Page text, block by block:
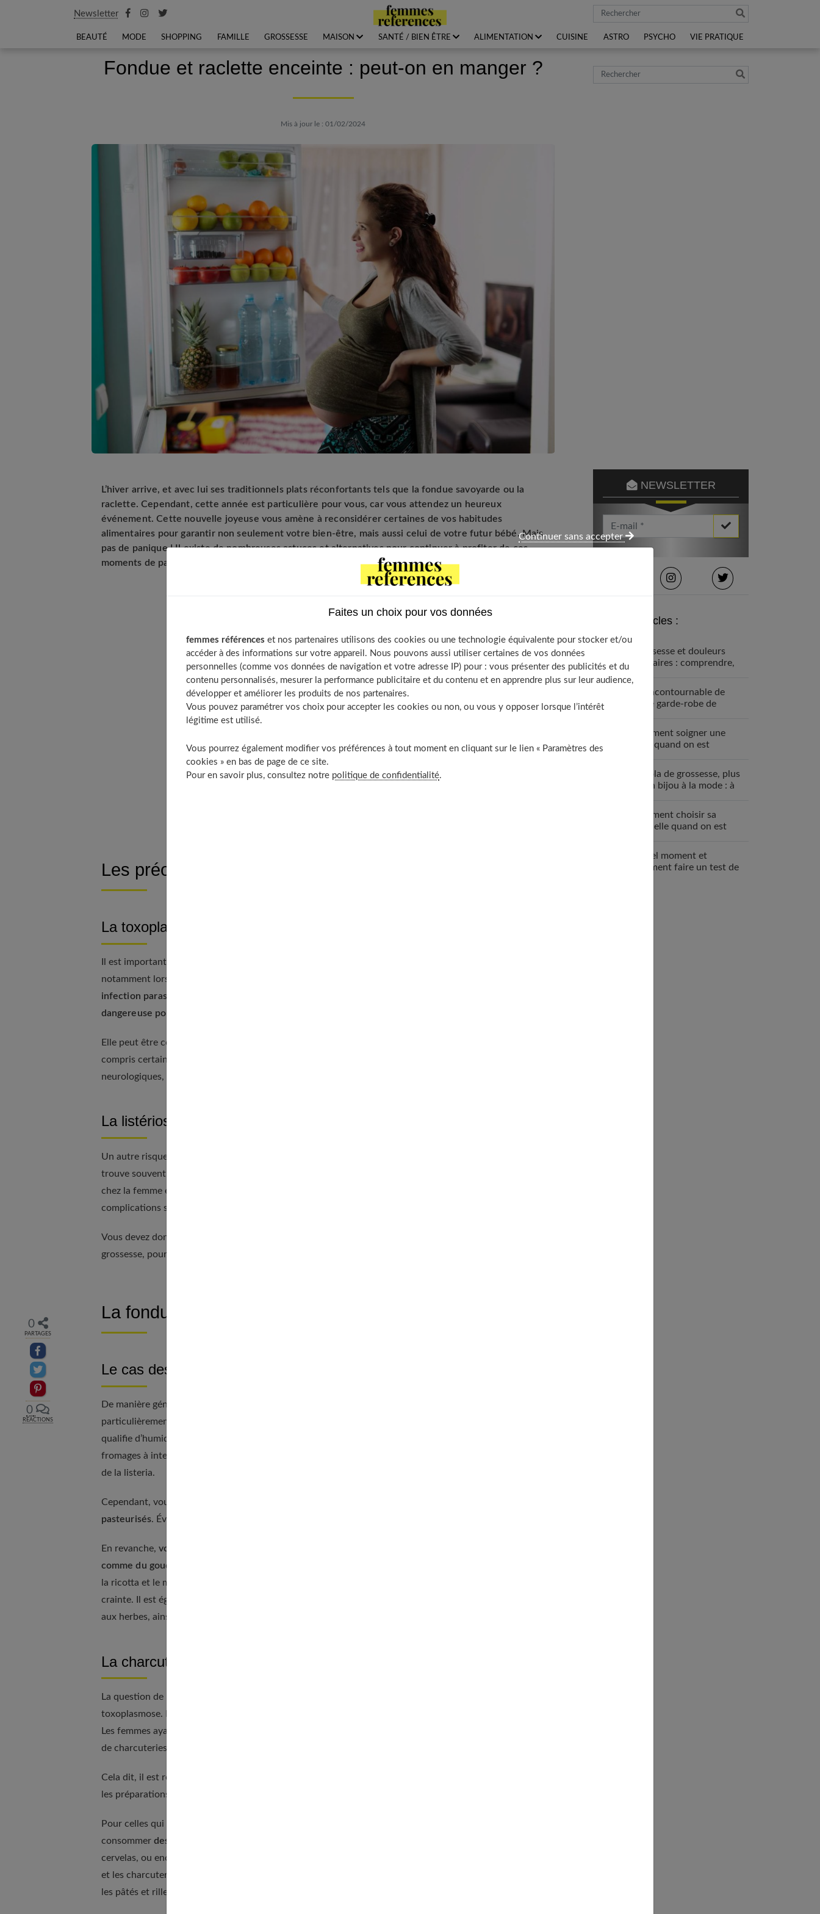
Newsletter Rechercher
BEAUTÉ MODE SHOPPING FAMILLE GROSSESSE MAISON SANTÉ / BIEN ÊTRE ALIMENTATION CUISINE ASTRO PSYCHO VIE PRATIQUE
Fondue et raclette enceinte : peut-on en manger ?
Mis à jour le : 01/02/2024
L’hiver arrive, et avec lui ses traditionnels plats réconfortants tels que la fondue savoyarde ou la
raclette. Cependant, cette année est particulière pour vous, car vous attendez un heureux
événement. Cette nouvelle joyeuse vous amène à reconsidérer certaines de vos habitudes
alimentaires pour garantir non seulement votre bien-être, mais aussi celui de votre futur bébé. Mais
pas de panique ! Il existe de nombreuses astuces et alternatives pour continuer à profiter de ces
moments de partage et de gourmandise, tout en veillant à la sécurité alimentaire.
0
PARTAGES
Partager sur facebook
Partager sur Twitter
Epingler sur Pinterest
0
RÉACTIONS
Les préoccupations alimentaires pendant la grossesse
La toxoplasmose
La listériose
La fondue savoyarde, la raclette et la grossesse
Le cas des fromages
Nos conseils pratiques pour savourer ces plats sans prendre de risques
La cuisson du fromage
La raclette aux légumes
Les préoccupations alimentaires pendant la grossesse
La toxoplasmose
Il est important de prendre des précautions alimentaires pour éviter certains risques infectieux,
notamment lorsqu’on consomme des produits non cuits. Parmi ces risques, la
infection parasitaire
dangereuse pour le fœtus.
Elle peut être contractée en mangeant de la viande crue ou des produits laitiers non pasteurisés, y
compris certains types de fromages. Les conséquences pour le fœtus peuvent inclure des troubles
neurologiques, des dommages aux yeux, et dans les cas les plus graves, peuvent être mortelles.
La listériose
Un autre risque à considérer est la listériose, une
trouve souvent dans les fromages à pâte molle fabriqués à partir de lait cru. Bien que les symptômes
chez la femme enceinte puissent ressembler à ceux de
complications sévères pour le fœtus, telles que
Vous devez donc rester vigilante dans le choix des aliments consommés, particulièrement durant la
grossesse, pour prévenir ces infections potentiellement graves.
La fondue savoyarde, la raclette et la grossesse
Le cas des fromages
De manière générale, si vous êtes enceinte :
particulièrement les fromages à pâte molle et croûte fleurie (camembert, brie et coulommiers). On les
qualifie d’humide, car ils sont d’avantages susceptibles d’être contaminés par une bactérie. Autres
fromages à interdire, les fromages à pâte persillée comme le roquefort ou le bleu d’Auvergne, porteurs
de la listeria.
Cependant, vous pouvez consommer des fromages à pâte molle si et
pasteurisés. Évitez néanmoins de manger la croûte.
En revanche, vous pouvez consommer des fromages à pâte dure, même à base de lait non pasteurisé
comme du gouda, gruyère, emmental, cheddar ou du parmesan.
la ricotta et le mascarpone sont fabriqués avec du lait pasteurisé et peuvent être consommés sans
crainte. Il est également possible de savourer divers types de fromages frais, qu’ils soient naturels ou
aux herbes, ainsi que des fromages fondus de production industrielle.
La charcuterie
La question de la consommation de charcuterie durant la grossesse est étroitement liée à la
toxoplasmose. Il est possible de vérifier son immunité en début de grossesse grâce à
Les femmes ayant développé une immunité peuvent se permettre une plus grande liberté dans leur choix
de charcuteries, y compris la consommation de viandes crues, sans craindre pour la santé de leur bébé.
Cela dit, il est recommandé de rester prudentes et d’éviter les produits tels que les pâtés, le foie gras, et
les préparations en gelée, qui peuvent présenter un risque de listériose.
Pour celles qui ne sont pas immunisées contre la toxoplasmose, la prudence est de mise : elles peuvent
consommer des charcuteries cuites
cervelas, ou encore les produits fumés, à condition qu’ils soient bien cuits. Toutefois, les viandes crues
et les charcuteries non cuites, comme le jambon cru ou le saucisson, doivent être évitées, de même que
les pâtés et rillettes, afin de prévenir tout risque d’infection.
Rechercher
NEWSLETTER
Votre Email *
Derniers articles :
Grossesse et douleurs
lombaires : comprendre,
Un incontournable de
votre garde-robe de
Comment soigner une
MST quand on est
Le bola de grossesse, plus
qu’un bijou à la mode : à
Comment choisir sa
mutuelle quand on est
À quel moment et
comment faire un test de
Faites un choix pour vos données
femmes références et nos partenaires utilisons des cookies ou une technologie équivalente pour stocker et/ou
accéder à des informations sur votre appareil. Nous pouvons aussi utiliser certaines de vos données
personnelles (comme vos données de navigation et votre adresse IP) pour : vous présenter des publicités et du
contenu personnalisés, mesurer la performance publicitaire et du contenu et en apprendre plus sur leur audience,
développer et améliorer les produits de nos partenaires.
Vous pouvez paramétrer vos choix pour accepter les cookies ou non, ou vous y opposer lorsque l’intérêt
légitime est utilisé.
Vous pourrez également modifier vos préférences à tout moment en cliquant sur le lien « Paramètres des
cookies » en bas de page de ce site.
Pour en savoir plus, consultez notre politique de confidentialité.
Continuer sans accepter